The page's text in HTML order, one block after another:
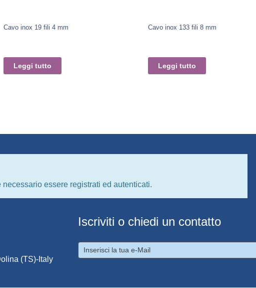
Cavo inox 19 fili 4 mm
Leggi tutto
Cavo inox 133 fili 8 mm
Leggi tutto
essere registrati ed autenticati.
(TS)-Italy
Iscriviti o chiedi un contatto